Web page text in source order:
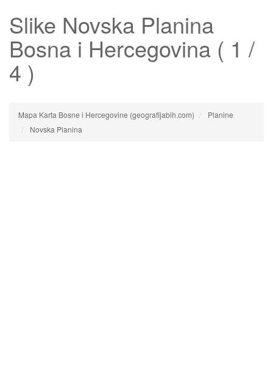
Slike Novska Planina
Bosna i Hercegovina ( 1 /
4 )
Mapa Karta Bosne i Hercegovine (geografijabih.com)
Planine
Novska Planina